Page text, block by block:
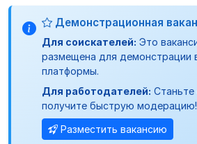
Демонстрационная
Для соискателей: Это
размещена для демонстрации
платформы.
Для работодателей:
получите быструю модерацию!
Разместить вакансию